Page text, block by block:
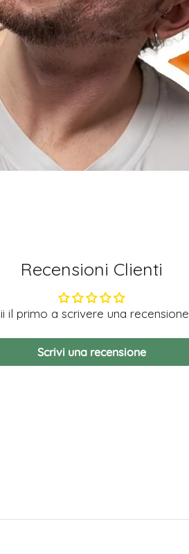
Recensioni Clienti
il primo a scrivere una recensione
Scrivi una recensione